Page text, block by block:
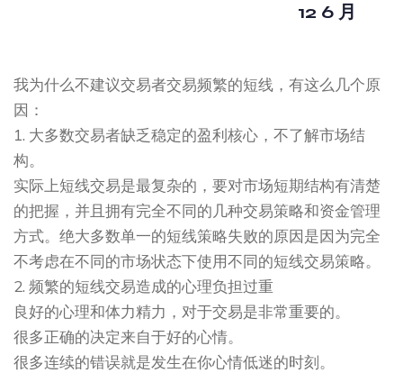
12 6 月
我为什么不建议交易者交易频繁的短线，有这么几个原
因：
1. 大多数交易者缺乏稳定的盈利核心，不了解市场结
构。
实际上短线交易是最复杂的，要对市场短期结构有清楚
的把握，并且拥有完全不同的几种交易策略和资金管理
方式。绝大多数单一的短线策略失败的原因是因为完全
不考虑在不同的市场状态下使用不同的短线交易策略。
2. 频繁的短线交易造成的心理负担过重
良好的心理和体力精力，对于交易是非常重要的。
很多正确的决定来自于好的心情。
很多连续的错误就是发生在你心情低迷的时刻。